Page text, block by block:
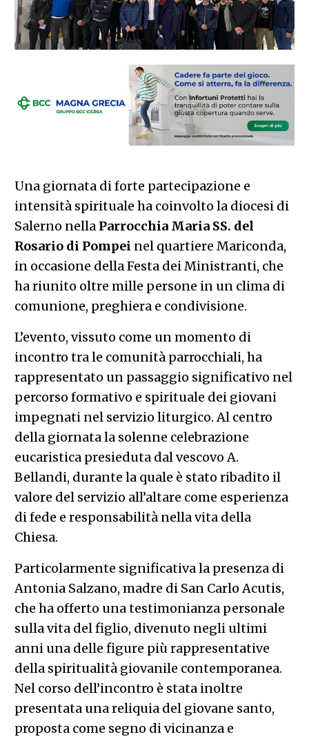
Una giornata di forte partecipazione e
intensità spirituale ha coinvolto la diocesi di
Salerno nella Parrocchia Maria SS. del
Rosario di Pompei nel quartiere Mariconda,
in occasione della Festa dei Ministranti, che
ha riunito oltre mille persone in un clima di
comunione, preghiera e condivisione.
L’evento, vissuto come un momento di
incontro tra le comunità parrocchiali, ha
rappresentato un passaggio significativo nel
percorso formativo e spirituale dei giovani
impegnati nel servizio liturgico. Al centro
della giornata la solenne celebrazione
eucaristica presieduta dal vescovo A.
Bellandi, durante la quale è stato ribadito il
valore del servizio all’altare come esperienza
di fede e responsabilità nella vita della
Chiesa.
Particolarmente significativa la presenza di
Antonia Salzano, madre di San Carlo Acutis,
che ha offerto una testimonianza personale
sulla vita del figlio, divenuto negli ultimi
anni una delle figure più rappresentative
della spiritualità giovanile contemporanea.
Nel corso dell’incontro è stata inoltre
presentata una reliquia del giovane santo,
proposta come segno di vicinanza e